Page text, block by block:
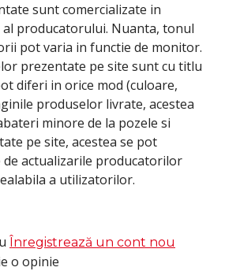
sunt comercializate in
producatorului. Nuanta, tonul
pot varia in functie de monitor.
prezentate pe site sunt cu titlu
diferi in orice mod (culoare,
produselor livrate, acestea
minore de la pozele si
pe site, acestea se pot
de actualizarile producatorilor
a utilizatorilor.
Înregistrează un cont nou
o opinie